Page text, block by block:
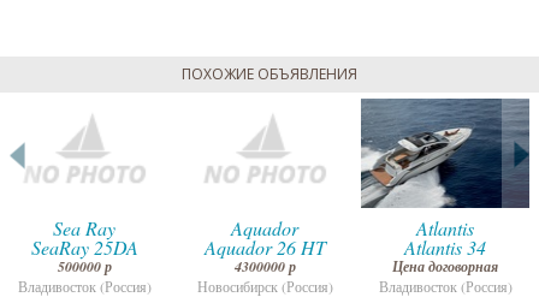
ПОХОЖИЕ ОБЪЯВЛЕНИЯ
Sea Ray
SeaRay 25DA
500000 р
Владивосток (Россия)
Aquador
Aquador 26 HT
4300000 р
Новосибирск (Россия)
Atlantis
Atlantis 34
Цена договорная
Владивосток (Россия)